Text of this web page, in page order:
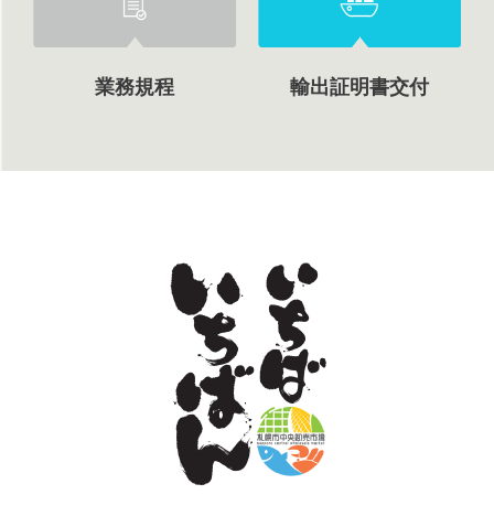
業務規程 輸出証明書交付